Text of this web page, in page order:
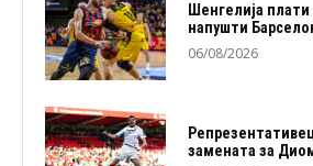
Шенгелија
напушти
06/08/2026
замената за